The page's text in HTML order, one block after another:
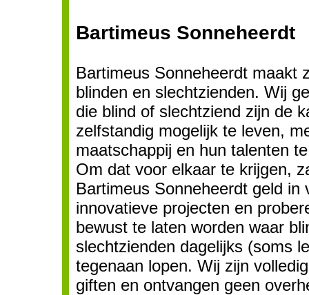
Bartimeus Sonneheerdt
Bartimeus Sonneheerdt maakt
blinden en slechtzienden. Wij
die blind of slechtziend zijn de
zelfstandig mogelijk te leven,
maatschappij en hun talenten
Om dat voor elkaar te krijgen,
Bartimeus Sonneheerdt geld in
innovatieve projecten en
bewust te laten worden waar
slechtzienden dagelijks (soms
tegenaan lopen. Wij zijn
giften en ontvangen geen